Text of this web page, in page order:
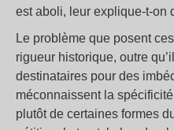
est aboli, leur explique-t-on
Le problème que posent
rigueur historique, outre
destinataires pour des
méconnaissent la
plutôt de certaines formes